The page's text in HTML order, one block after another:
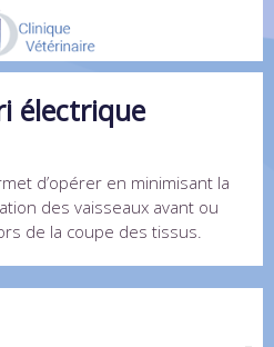
électrique
d’opérer en minimisant la
des vaisseaux avant ou
de la coupe des tissus.